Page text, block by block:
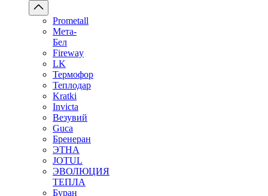
Prometall
Мета-
Бел
Fireway
LK
Термофор
Теплодар
Kratki
Invicta
Везувий
Guca
Бренеран
ЭТНА
JOTUL
ЭВОЛЮЦИЯ
ТЕПЛА
Буран